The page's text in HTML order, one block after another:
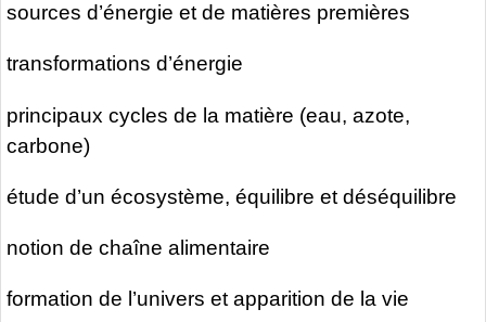
sources d’énergie et de matières premières
transformations d’énergie
principaux cycles de la matière (eau, azote,
carbone)
étude d’un écosystème, équilibre et déséquilibre
notion de chaîne alimentaire
formation de l’univers et apparition de la vie